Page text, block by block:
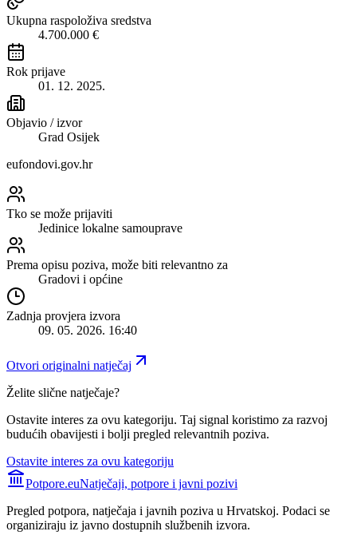
Ukupna raspoloživa sredstva
4.700.000 €
Rok prijave
01. 12. 2025.
Objavio / izvor
Grad Osijek
eufondovi.gov.hr
Tko se može prijaviti
Jedinice lokalne samouprave
Prema opisu poziva, može biti relevantno za
Gradovi i općine
Zadnja provjera izvora
09. 05. 2026. 16:40
Otvori originalni natječaj
Želite slične natječaje?
Ostavite interes za ovu kategoriju. Taj signal koristimo za razvoj
budućih obavijesti i bolji pregled relevantnih poziva.
Ostavite interes za ovu kategoriju
Potpore.euNatječaji, potpore i javni pozivi
Pregled potpora, natječaja i javnih poziva u Hrvatskoj. Podaci se
organiziraju iz javno dostupnih službenih izvora.